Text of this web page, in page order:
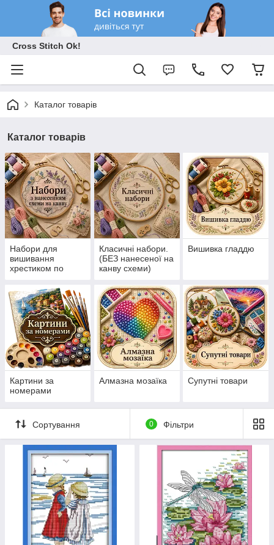
Cross Stitch Ok!
Каталог товарів
Каталог товарів
Набори для
вишивання
хрестиком по
канву схемі
Класичні набори.
(БЕЗ нанесеної на
канву схеми)
Вишивка гладдю
Картини за
номерами
Алмазна мозаїка Супутні товари
Сортування 0 Фільтри